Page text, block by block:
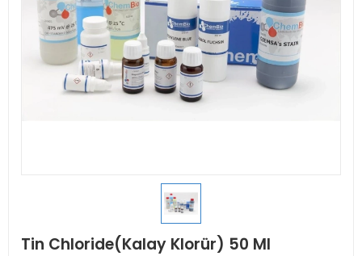
Tin Chloride(Kalay Klorür) 50 Ml